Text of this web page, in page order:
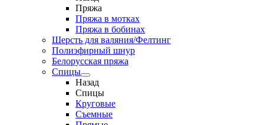
Пряжа
Пряжа в мотках
Пряжа в бобинах
Шерсть для валяния/Фелтинг
Полиэфирный шнур
Белорусская пряжа
Спицы
Назад
Спицы
Круговые
Съемные